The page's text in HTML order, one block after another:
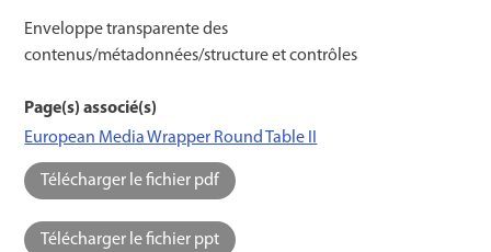
Enveloppe transparente des
contenus/métadonnées/structure et contrôles
Page(s) associé(s)
European Media Wrapper Round Table II
Télécharger le fichier pdf
Télécharger le fichier ppt